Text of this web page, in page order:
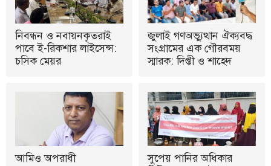
নিবন্ধন ও নবায়নকৃতরাই
পাবে ই-রিকশার লাইসেন্স:
চসিক মেয়র
জুলাই গণঅভ্যুত্থান ঐক্যবদ্ধ
সংগ্রামের এক গৌরবময়
স্মারক: দিপ্তী ও শাহেদ
আমিও অপরাধী
সুপেয় পানির অধিকার